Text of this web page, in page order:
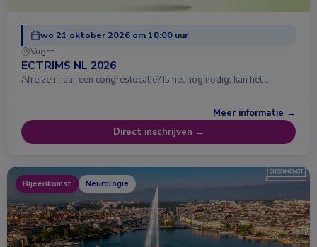
wo 21 oktober 2026 om 18:00 uur
Vught
ECTRIMS NL 2026
Afreizen naar een congreslocatie? Is het nog nodig, kan het …
Meer informatie →
Direct inschrijven →
Bijeenkomst Neurologie